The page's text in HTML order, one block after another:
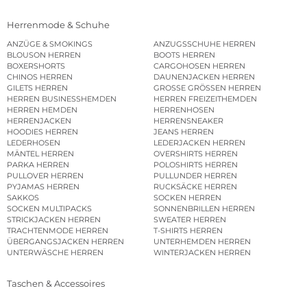
Herrenmode & Schuhe
ANZÜGE & SMOKINGS
ANZUGSSCHUHE HERREN
BLOUSON HERREN
BOOTS HERREN
BOXERSHORTS
CARGOHOSEN HERREN
CHINOS HERREN
DAUNENJACKEN HERREN
GILETS HERREN
GROSSE GRÖSSEN HERREN
HERREN BUSINESSHEMDEN
HERREN FREIZEITHEMDEN
HERREN HEMDEN
HERRENHOSEN
HERRENJACKEN
HERRENSNEAKER
HOODIES HERREN
JEANS HERREN
LEDERHOSEN
LEDERJACKEN HERREN
MÄNTEL HERREN
OVERSHIRTS HERREN
PARKA HERREN
POLOSHIRTS HERREN
PULLOVER HERREN
PULLUNDER HERREN
PYJAMAS HERREN
RUCKSÄCKE HERREN
SAKKOS
SOCKEN HERREN
SOCKEN MULTIPACKS
SONNENBRILLEN HERREN
STRICKJACKEN HERREN
SWEATER HERREN
TRACHTENMODE HERREN
T-SHIRTS HERREN
ÜBERGANGSJACKEN HERREN
UNTERHEMDEN HERREN
UNTERWÄSCHE HERREN
WINTERJACKEN HERREN
Taschen & Accessoires